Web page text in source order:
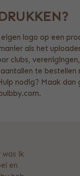
logo op een
als het
clubs,
te bestellen
nodig? Maak dan
was ik
en